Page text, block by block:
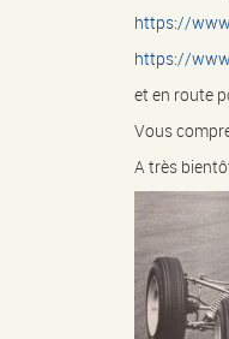
https://
https://
et en route
Vous
A très